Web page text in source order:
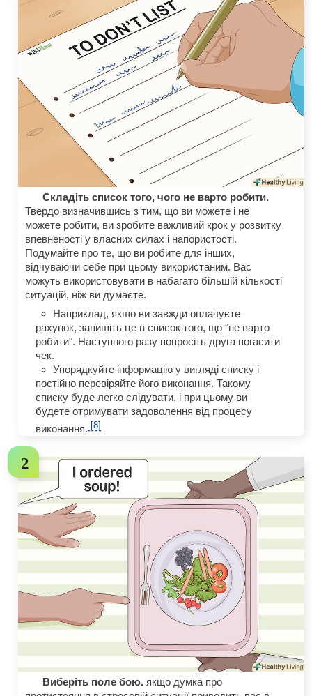
Складіть список того, чого не варто робити.
Твердо визначившись з тим, що ви можете і не
можете робити, ви зробите важливий крок у розвитку
впевненості у власних силах і напористості.
Подумайте про те, що ви робите для інших,
відчуваючи себе при цьому використаним. Вас
можуть використовувати в набагато більшій кількості
ситуацій, ніж ви думаєте.
Наприклад, якщо ви завжди оплачуєте
рахунок, запишіть це в список того, що "не варто
робити". Наступного разу попросіть друга погасити
чек.
Упорядкуйте інформацію у вигляді списку і
постійно перевіряйте його виконання. Такому
списку буде легко слідувати, і при цьому ви
будете отримувати задоволення від процесу
виконання. [8]
Виберіть поле бою. якщо думка про